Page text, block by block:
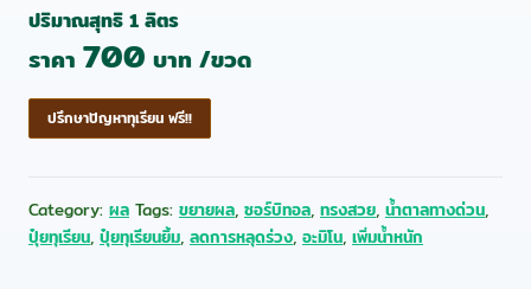
ปริมาณสุทธิ 1 ลิตร
ราคา 700 บาท /ขวด
ปรึกษาปัญหาทุเรียน ฟรี!!
Category: ผล Tags: ขยายผล, ซอร์บิทอล, ทรงสวย, น้ำตาลทางด่วน,
ปุ๋ยทุเรียน, ปุ๋ยทุเรียนยิ้ม, ลดการหลุดร่วง, อะมิโน, เพิ่มน้ำหนัก